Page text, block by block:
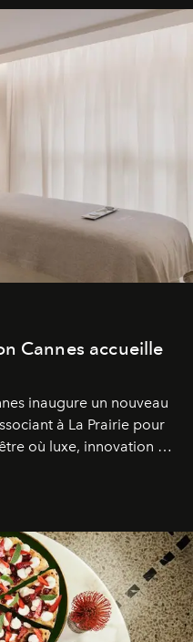
Cannes accueille
inaugure un nouveau
à La Prairie pour
où luxe, innovation et